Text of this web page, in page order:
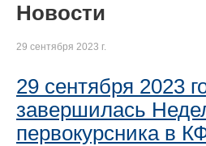
Новости
29 сентября 2023 г.
29 сентября 2023
завершилась
первокурсника в